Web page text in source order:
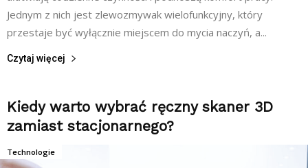
Jednym z nich jest zlewozmywak wielofunkcyjny, który
przestaje być wyłącznie miejscem do mycia naczyń, a...
Czytaj więcej
Kiedy warto wybrać ręczny skaner 3D
zamiast stacjonarnego?
Technologie